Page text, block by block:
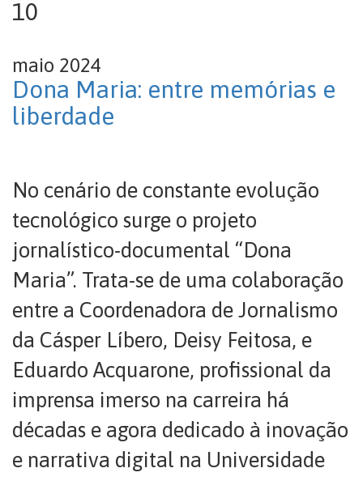
10
maio 2024
Dona Maria: entre memórias e
liberdade
No cenário de constante evolução
tecnológico surge o projeto
jornalístico-documental “Dona
Maria”. Trata-se de uma colaboração
entre a Coordenadora de Jornalismo
da Cásper Líbero, Deisy Feitosa, e
Eduardo Acquarone, profissional da
imprensa imerso na carreira há
décadas e agora dedicado à inovação
e narrativa digital na Universidade